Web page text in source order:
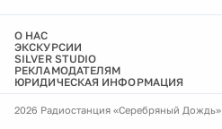
О НАС
ЭКСКУРСИИ
SILVER STUDIO
РЕКЛАМОДАТЕЛЯМ
ЮРИДИЧЕСКАЯ ИНФОРМАЦИЯ
2026 Радиостанция «Серебряный Дождь»